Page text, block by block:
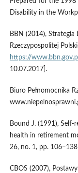
Disability in the
BBN (2014), Strategia
Rzeczypospolitej
https://
10.07.2017].
Biuro Pełnomocnika
Bound J. (1991),
health in retirement
26, no. 1, pp.
CBOS (2007),